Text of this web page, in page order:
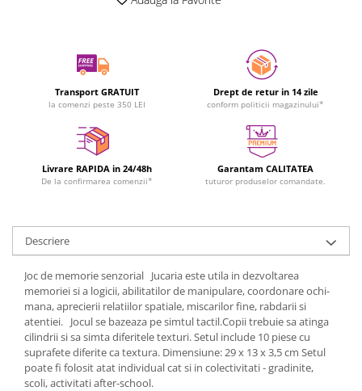
Transport GRATUIT
la comenzi peste 350 LEI
Drept de retur in 14 zile
conform politicii magazinului*
Livrare RAPIDA in 24/48h
De la confirmarea comenzii*
Garantam CALITATEA
tuturor produselor comandate.
Descriere
Joc de memorie senzorial Jucaria este utila in dezvoltarea
memoriei si a logicii, abilitatilor de manipulare, coordonare ochi-
mana, aprecierii relatiilor spatiale, miscarilor fine, rabdarii si
atentiei. Jocul se bazeaza pe simtul tactil.Copii trebuie sa atinga
cilindrii si sa simta diferitele texturi. Setul include 10 piese cu
suprafete diferite ca textura. Dimensiune: 29 x 13 x 3,5 cm Setul
poate fi folosit atat individual cat si in colectivitati - gradinite,
scoli, activitati after-school.